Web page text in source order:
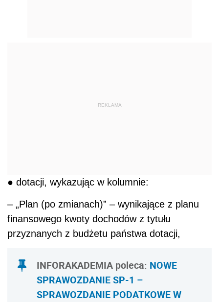
REKLAMA
● dotacji, wykazując w kolumnie:
– „Plan (po zmianach)” – wynikające z planu
finansowego kwoty dochodów z tytułu
przyznanych z budżetu państwa dotacji,
INFORAKADEMIA poleca: NOWE
SPRAWOZDANIE SP-1 –
SPRAWOZDANIE PODATKOWE W